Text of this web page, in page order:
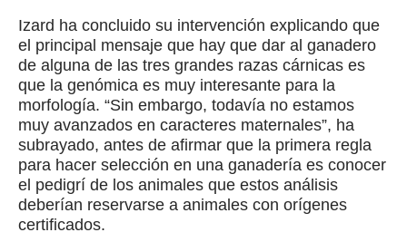
Izard ha concluido su intervención explicando que
el principal mensaje que hay que dar al ganadero
de alguna de las tres grandes razas cárnicas es
que la genómica es muy interesante para la
morfología. “Sin embargo, todavía no estamos
muy avanzados en caracteres maternales”, ha
subrayado, antes de afirmar que la primera regla
para hacer selección en una ganadería es conocer
el pedigrí de los animales que estos análisis
deberían reservarse a animales con orígenes
certificados.